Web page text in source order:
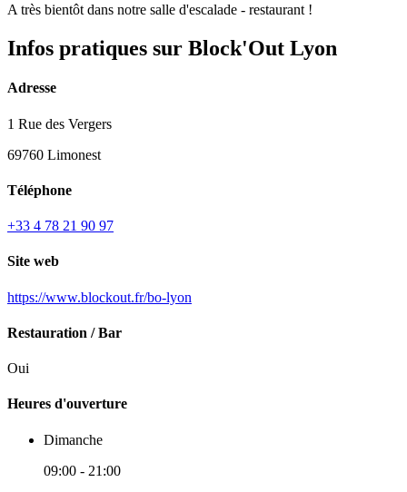
A très bientôt dans notre salle d'escalade - restaurant !
Infos pratiques sur Block'Out Lyon
Adresse
1 Rue des Vergers
69760 Limonest
Téléphone
+33 4 78 21 90 97
Site web
https://www.blockout.fr/bo-lyon
Restauration / Bar
Oui
Heures d'ouverture
Dimanche
09:00 - 21:00